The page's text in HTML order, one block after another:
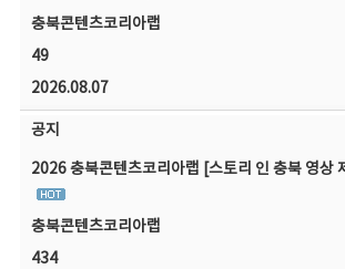
충북콘텐츠코리아랩
49
2026.08.07
공지
2026 충북콘텐츠코리아랩 [스토리 인 충북 영상
충북콘텐츠코리아랩
434